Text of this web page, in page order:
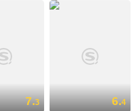
7.3 6.4